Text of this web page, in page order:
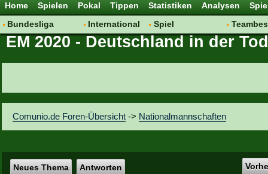
Home Spielen Pokal Tippen Statistiken Analysen
Bundesliga
Hot News
Vereinsfragen
International
Vereine
Spiel
Regeln & Tipps
EM 2020 - Deutschland in der
Comunio.de Foren-Übersicht -> Nationalmannschaften
Neues Thema Antworten